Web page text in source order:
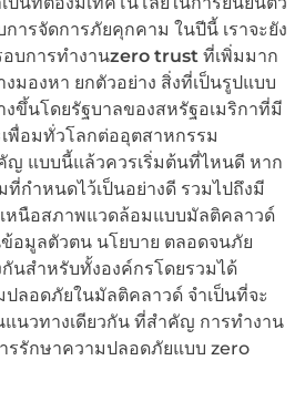
ารจัดการภัยคุกคาม ในปีนี้ เราจะยัง
บการทำงานzero trust ที่เพิ่มมาก
มองหา ยกตัวอย่าง สิ่งที่เป็นรูปแบบ
ขึ้นโดยรัฐบาลของสหรัฐอเมริกาที่มี
พื่อมทั่วโลกต่ออุตสาหกรรม
ญ แบบนี้แล้วควรเริ่มต้นที่ไหนดี หาก
กำหนดไว้เป็นอย่างดี รวมไปถึงมี
หนือสภาพแวดล้อมแบบมัลติคลาวด์
อมูลตัวตน นโยบาย ตลอดจนภัย
นสำหรับทั้งองค์กรโดยรวมได้
ปลอดภัยในมัลติคลาวด์ จำเป็นที่จะ
นวทางเดียวกัน ที่สำคัญ การทำงาน
รรักษาความปลอดภัยแบบ zero